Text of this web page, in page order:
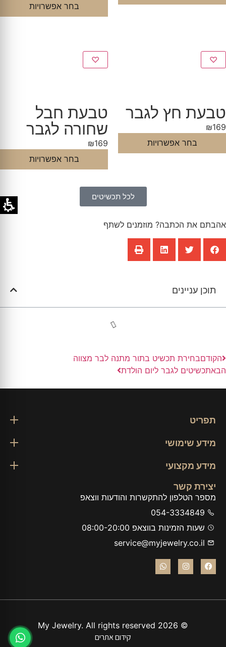
בחר אפשרויות
♡
טבעת חץ לגבר
₪169
בחר אפשרויות
♡
טבעת חבל
שחורה לגבר
₪169
בחר אפשרויות
לכל תכשיטים
אהבתם את הכתבה? מוזמנים לשתף
תוכן עניינים
הקודםבחירת תכשיט בתור מתנה לבר מצווה
הבאתכשיטים לגבר ליום הולדת
תפריט
מידע שימושי
מידע מקצועי
יצירת קשר
מספר הטלפון להתקשרות והודעות ווצאפ
054-3334849
שעות הזמינות בווצאפ 08:00-20:00
service@myjewelry.co.il
© 2026 My Jewelry. All rights reserved
קידום אתרים